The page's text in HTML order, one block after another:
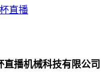
直播
直播机械科技有限公司